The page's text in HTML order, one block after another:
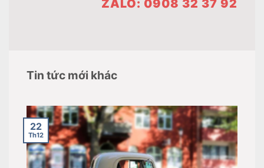
ZALO: 0908 32 37 92
Tin tức mới khác
22
Th12